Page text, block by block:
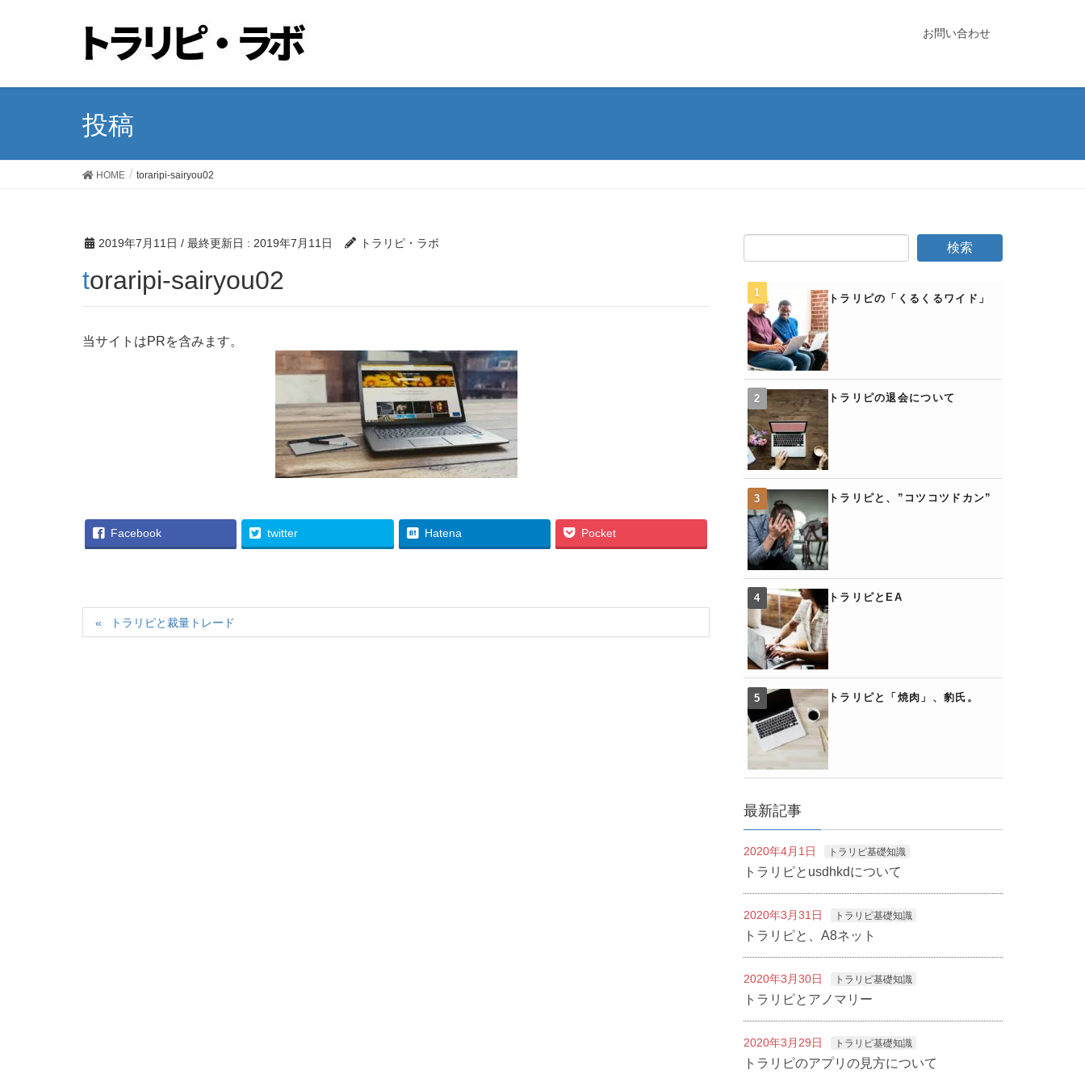
お問い合わせ
投稿
HOME toraripi-sairyou02
2019年7月11日 / 最終更新日 : 2019年7月11日 トラリピ・ラボ
toraripi-sairyou02
当サイトはPRを含みます。
Facebook twitter Hatena Pocket
トラリピと裁量トレード
トラリピの「くるくるワイド」
トラリピの退会について
トラリピと、”コツコツドカン”
トラリピとEA
トラリピと「焼肉」、豹氏。
最新記事
2020年4月1日 トラリピ基礎知識
トラリピとusdhkdについて
2020年3月31日 トラリピ基礎知識
トラリピと、A8ネット
2020年3月30日 トラリピ基礎知識
トラリピとアノマリー
2020年3月29日 トラリピ基礎知識
トラリピのアプリの見方について